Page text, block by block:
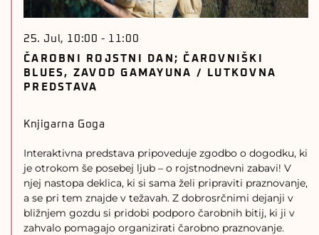
ČAROBNI ROJSTNI DAN; ČAROVNIŠKI
BLUES, ZAVOD GAMAYUNA / LUTKOVNA
PREDSTAVA
25. Jul, 10:00 - 11:00
Knjigarna Goga
Interaktivna predstava pripoveduje zgodbo o dogodku, ki
je otrokom še posebej ljub – o rojstnodnevni zabavi! V
njej nastopa deklica, ki si sama želi pripraviti praznovanje,
a se pri tem znajde v težavah. Z dobrosrčnimi dejanji v
bližnjem gozdu si pridobi podporo čarobnih bitij, ki ji v
zahvalo pomagajo organizirati čarobno praznovanje.